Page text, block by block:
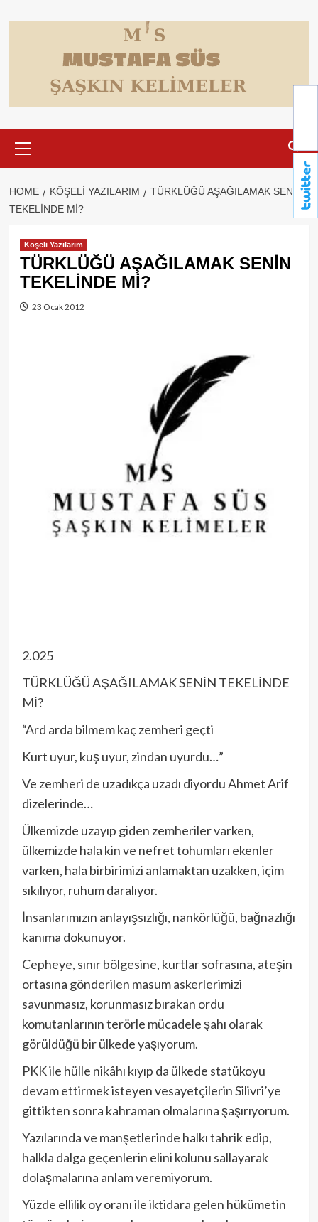
to
Menu
HOME KÖŞELI YAZILARIM
TÜRKLÜĞÜ AŞAĞILAMAK SENİN
TEKELİNDE Mİ?
Köşeli Yazılarım
TÜRKLÜĞÜ AŞAĞILAMAK SENİN
TEKELİNDE Mİ?
23 Ocak 2012
2.025
TÜRKLÜĞÜ AŞAĞILAMAK SENİN TEKELİNDE
Mİ?
“Ard arda bilmem kaç zemheri geçti
Kurt uyur, kuş uyur, zindan uyurdu…”
Ve zemheri de uzadıkça uzadı diyordu Ahmet Arif
dizelerinde…
Ülkemizde uzayıp giden zemheriler varken,
ülkemizde hala kin ve nefret tohumları ekenler
varken, hala birbirimizi anlamaktan uzakken, içim
sıkılıyor, ruhum daralıyor.
İnsanlarımızın anlayışsızlığı, nankörlüğü, bağnazlığı
kanıma dokunuyor.
Cepheye, sınır bölgesine, kurtlar sofrasına, ateşin
ortasına gönderilen masum askerlerimizi
savunmasız, korunmasız bırakan ordu
komutanlarının terörle mücadele şahı olarak
görüldüğü bir ülkede yaşıyorum.
PKK ile hülle nikâhı kıyıp da ülkede statükoyu
devam ettirmek isteyen vesayetçilerin Silivri’ye
gittikten sonra kahraman olmalarına şaşırıyorum.
Yazılarında ve manşetlerinde halkı tahrik edip,
halkla dalga geçenlerin elini kolunu sallayarak
dolaşmalarına anlam veremiyorum.
Yüzde ellilik oy oranı ile iktidara gelen hükümetin